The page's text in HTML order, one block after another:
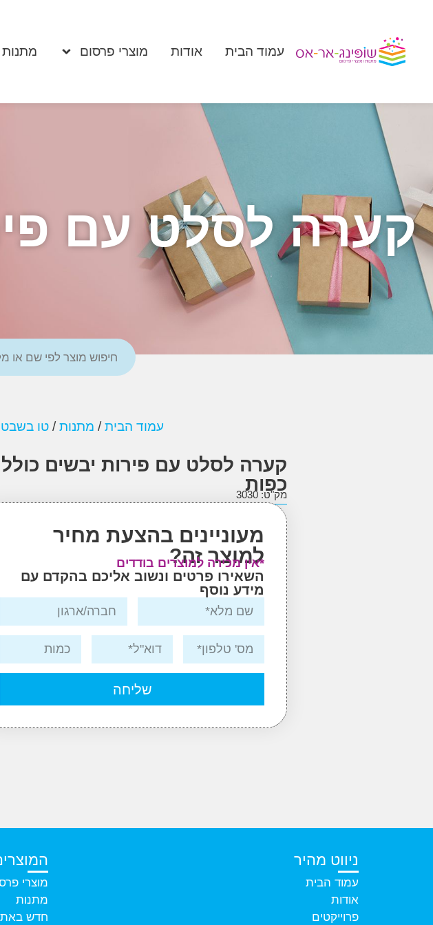
עמוד הבית אודות מוצרי פרסום מתנות
קערה לסלט עם
עמוד הבית/ מתנות/טו בשבט
קערה לסלט עם פירות יבשים כולל
כפות
מק"ט: 3030
מעוניינים בהצעת מחיר
למוצר זה?
*אין מכירה למוצרים בודדים
השאירו פרטים ונשוב אליכם בהקדם עם
מידע נוסף
שליחה
ניווט מהיר
עמוד הבית
אודות
פרוייקטים
מוצרי
מתנות
חדש